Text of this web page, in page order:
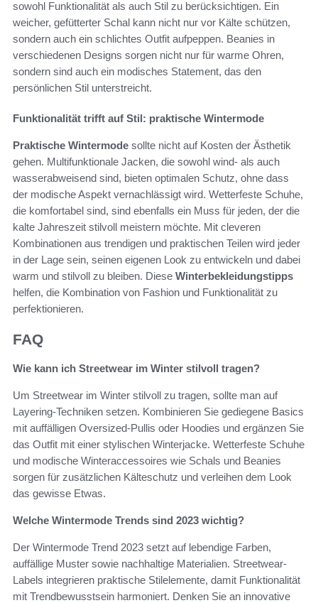
sowohl Funktionalität als auch Stil zu berücksichtigen. Ein
weicher, gefütterter Schal kann nicht nur vor Kälte schützen,
sondern auch ein schlichtes Outfit aufpeppen. Beanies in
verschiedenen Designs sorgen nicht nur für warme Ohren,
sondern sind auch ein modisches Statement, das den
persönlichen Stil unterstreicht.
Funktionalität trifft auf Stil: praktische Wintermode
Praktische Wintermode sollte nicht auf Kosten der Ästhetik
gehen. Multifunktionale Jacken, die sowohl wind- als auch
wasserabweisend sind, bieten optimalen Schutz, ohne dass
der modische Aspekt vernachlässigt wird. Wetterfeste Schuhe,
die komfortabel sind, sind ebenfalls ein Muss für jeden, der die
kalte Jahreszeit stilvoll meistern möchte. Mit cleveren
Kombinationen aus trendigen und praktischen Teilen wird jeder
in der Lage sein, seinen eigenen Look zu entwickeln und dabei
warm und stilvoll zu bleiben. Diese Winterbekleidungstipps
helfen, die Kombination von Fashion und Funktionalität zu
perfektionieren.
FAQ
Wie kann ich Streetwear im Winter stilvoll tragen?
Um Streetwear im Winter stilvoll zu tragen, sollte man auf
Layering-Techniken setzen. Kombinieren Sie gediegene Basics
mit auffälligen Oversized-Pullis oder Hoodies und ergänzen Sie
das Outfit mit einer stylischen Winterjacke. Wetterfeste Schuhe
und modische Winteraccessoires wie Schals und Beanies
sorgen für zusätzlichen Kälteschutz und verleihen dem Look
das gewisse Etwas.
Welche Wintermode Trends sind 2023 wichtig?
Der Wintermode Trend 2023 setzt auf lebendige Farben,
auffällige Muster sowie nachhaltige Materialien. Streetwear-
Labels integrieren praktische Stilelemente, damit Funktionalität
mit Trendbewusstsein harmoniert. Denken Sie an innovative